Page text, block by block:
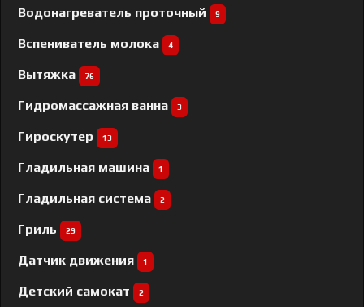
Водонагреватель проточный 9
Вспениватель молока 4
Вытяжка 76
Гидромассажная ванна 3
Гироскутер 13
Гладильная машина 1
Гладильная система 2
Гриль 29
Датчик движения 1
Детский самокат 2